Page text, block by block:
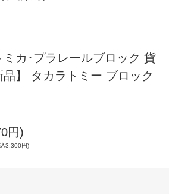
ミカ･プラレールブロック 貨
】 タカラトミー ブロック
円)
3,300円)